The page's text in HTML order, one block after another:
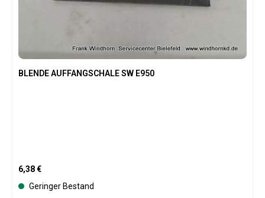
BLENDE AUFFANGSCHALE SW E950
Regulärer Preis:
6,38 €
Geringer Bestand